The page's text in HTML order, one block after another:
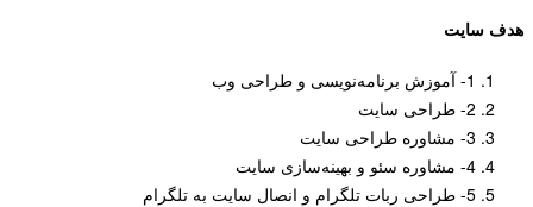
هدف سايت
1- آموزش برنامه‌نویسی و طراحی وب
2- طراحی سایت
3- مشاوره طراحی سایت
4- مشاوره سئو و بهینه‌سازی سایت
5- طراحی ربات تلگرام و انصال سایت به تلگرام